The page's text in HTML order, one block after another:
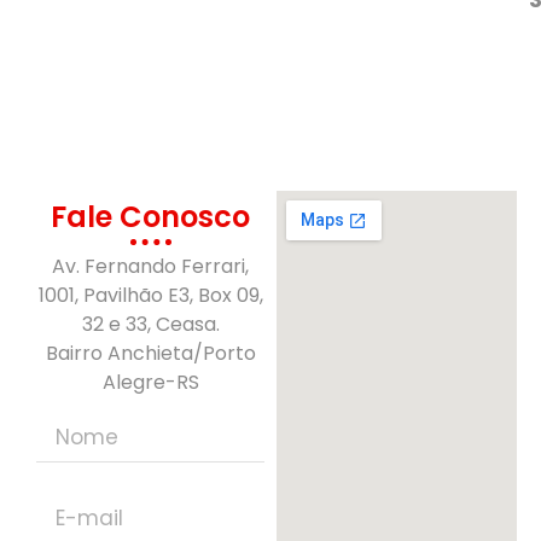
Fale Conosco
Av. Fernando Ferrari,
1001, Pavilhão E3, Box 09,
32 e 33, Ceasa.
Bairro Anchieta/Porto
Alegre-RS